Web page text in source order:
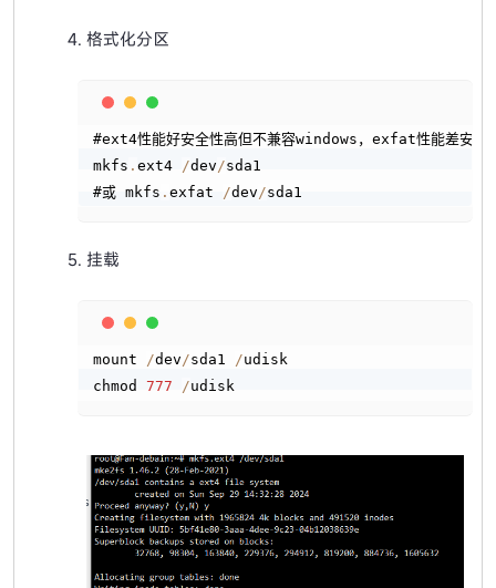
格式化分区
#ext4性能好安全性高但不兼容windows，exfat性能差安全
mkfs . ext4 /dev/sda1
#或 mkfs . exfat /dev/sda1
挂载
mount /dev/sda1 /udisk
chmod 777 /udisk